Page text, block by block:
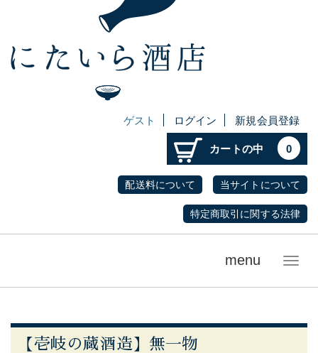
ゲスト ログイン 新規会員登録
カートの中 0
配送料について 当サイトについて
特定商取引に関する法律
メ
menu
【壱岐の蔵酒造】無一物